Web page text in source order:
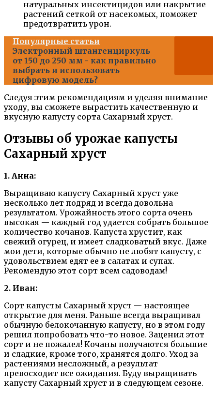
натуральных инсектицидов или накрытие
растений сеткой от насекомых, поможет
предотвратить урон.
Популярные статьи
Электронный штангенциркуль
от 150 до 250 мм - как правильно
выбрать и использовать
цифровую модель?
Следуя этим рекомендациям и уделяя внимание
уходу, вы сможете вырастить качественную и
вкусную капусту сорта Сахарный хруст.
Отзывы об урожае капусты
Сахарный хруст
1. Анна:
Выращиваю капусту Сахарный хруст уже
несколько лет подряд и всегда довольна
результатом. Урожайность этого сорта очень
высокая — каждый год удается собрать большое
количество кочанов. Капуста хрустит, как
свежий огурец, и имеет сладковатый вкус. Даже
мои дети, которые обычно не любят капусту, с
удовольствием едят ее в салатах и супах.
Рекомендую этот сорт всем садоводам!
2. Иван:
Сорт капусты Сахарный хруст — настоящее
открытие для меня. Раньше всегда выращивал
обычную белокочанную капусту, но в этом году
решил попробовать что-то новое. Заценил этот
сорт и не пожалел! Кочаны получаются большие
и сладкие, кроме того, хранятся долго. Уход за
растениями несложный, а результат
превосходит все ожидания. Буду выращивать
капусту Сахарный хруст и в следующем сезоне.